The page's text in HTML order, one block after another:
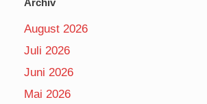
August 2026
Juli 2026
Juni 2026
Mai 2026